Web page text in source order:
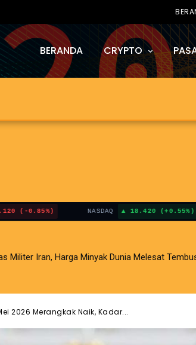
BERANDA CRYPTO
NASDAQ 18.420 (+0.55%)
Amblesnya Saham Teknologi Asia dan
Iran, Harga Minyak Dunia Melesat Tembus
2026 Merangkak Naik, Kadar...